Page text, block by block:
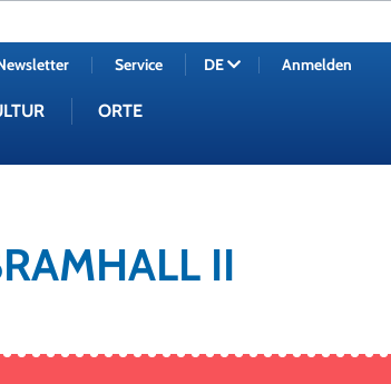
ORTE
Service DE Anmelden
II